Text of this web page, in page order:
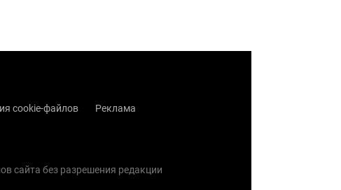
cookie-файлов
Реклама
сайта без разрешения редакции